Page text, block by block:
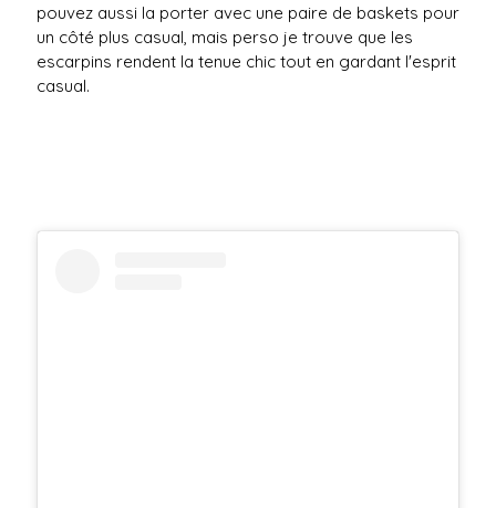
pouvez aussi la porter avec une paire de baskets pour
un côté plus casual, mais perso je trouve que les
escarpins rendent la tenue chic tout en gardant l'esprit
casual.